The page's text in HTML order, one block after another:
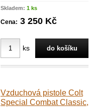
Skladem: 1 ks
Cena: 3 250 Kč
ks
Vzduchová pistole Colt
Special Combat Classic,